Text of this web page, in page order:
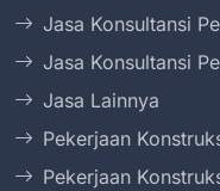
Jasa Konsultansi
Jasa Konsultansi
Jasa Lainnya
Pekerjaan
Pekerjaan